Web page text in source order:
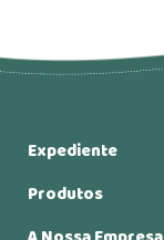
Expediente
Produtos